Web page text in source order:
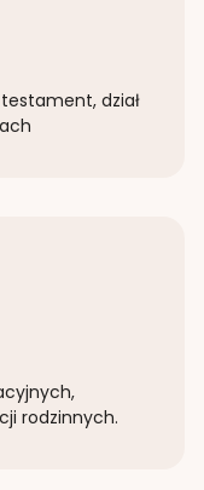
dział
rodzinnych.